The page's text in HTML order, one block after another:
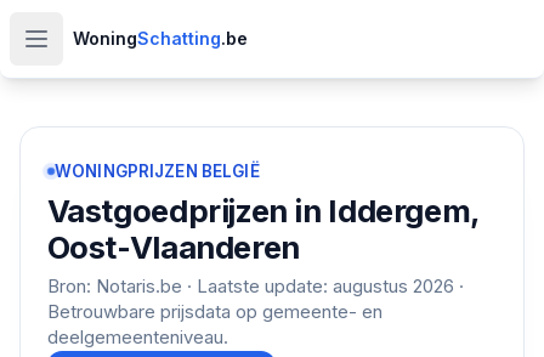
Open hoofdmenu
WoningSchatting.be
WONINGPRIJZEN BELGIË
Vastgoedprijzen in Iddergem,
Oost-Vlaanderen
Bron: Notaris.be · Laatste update: augustus 2026 ·
Betrouwbare prijsdata op gemeente- en
deelgemeenteniveau.